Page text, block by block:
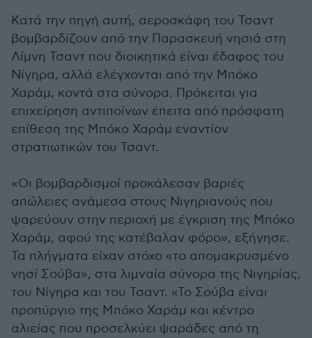
Κατά την πηγή αυτή, αεροσκάφη του Τσαντ
βομβαρδίζουν από την Παρασκευή νησιά στη
Λίμνη Τσαντ που διοικητικά είναι έδαφος του
Νίγηρα, αλλά ελέγχονται από την Μπόκο
Χαράμ, κοντά στα σύνορα. Πρόκειται για
επιχείρηση αντιποίνων έπειτα από πρόσφατη
επίθεση της Μπόκο Χαράμ εναντίον
στρατιωτικών του Τσαντ.
«Οι βομβαρδισμοί προκάλεσαν βαριές
απώλειες ανάμεσα στους Νιγηριανούς που
ψαρεύουν στην περιοχή με έγκριση της Μπόκο
Χαράμ, αφού της κατέβαλαν φόρο», εξήγησε.
Τα πλήγματα είχαν στόχο «το απομακρυσμένο
νησί Σούβα», στα λιμναία σύνορα της Νιγηρίας,
του Νίγηρα και του Τσαντ. «Το Σούβα είναι
προπύργιο της Μπόκο Χαράμ και κέντρο
αλιείας που προσελκύει ψαράδες από τη